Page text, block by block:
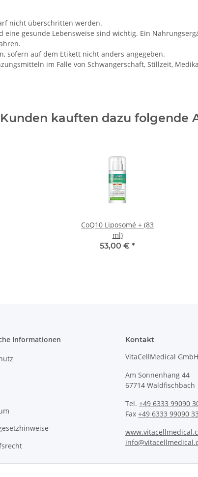
nicht überschritten werden.
eine gesunde Lebensweise sind wichtig. Ein
sofern auf dem Etikett nicht anders angegeben.
im Falle von Schwangerschaft, Stillzeit,
Kunden kauften dazu folgende
CoQ10 Liposomé + (83
ml)
53,00 € *
Informationen Kontakt
VitaCellMedical GmbH
Am Sonnenhang 44
67714 Waldfischbach
Tel. +49 6333 99090
Fax +49 6333 99090 33